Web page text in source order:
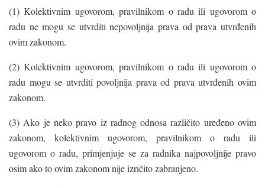
(1) Kolektivnim ugovorom, pravilnikom o radu ili ugovorom o
radu ne mogu se utvrditi nepovoljnija prava od prava utvrđenih
ovim zakonom.
(2) Kolektivnim ugovorom, pravilnikom o radu ili ugovorom o
radu mogu se utvrditi povoljnija prava od prava utvrđenih ovim
zakonom.
(3) Ako je neko pravo iz radnog odnosa različito uređeno ovim
zakonom, kolektivnim ugovorom, pravilnikom o radu ili
ugovorom o radu, primjenjuje se za radnika najpovoljnije pravo
osim ako to ovim zakonom nije izričito zabranjeno.